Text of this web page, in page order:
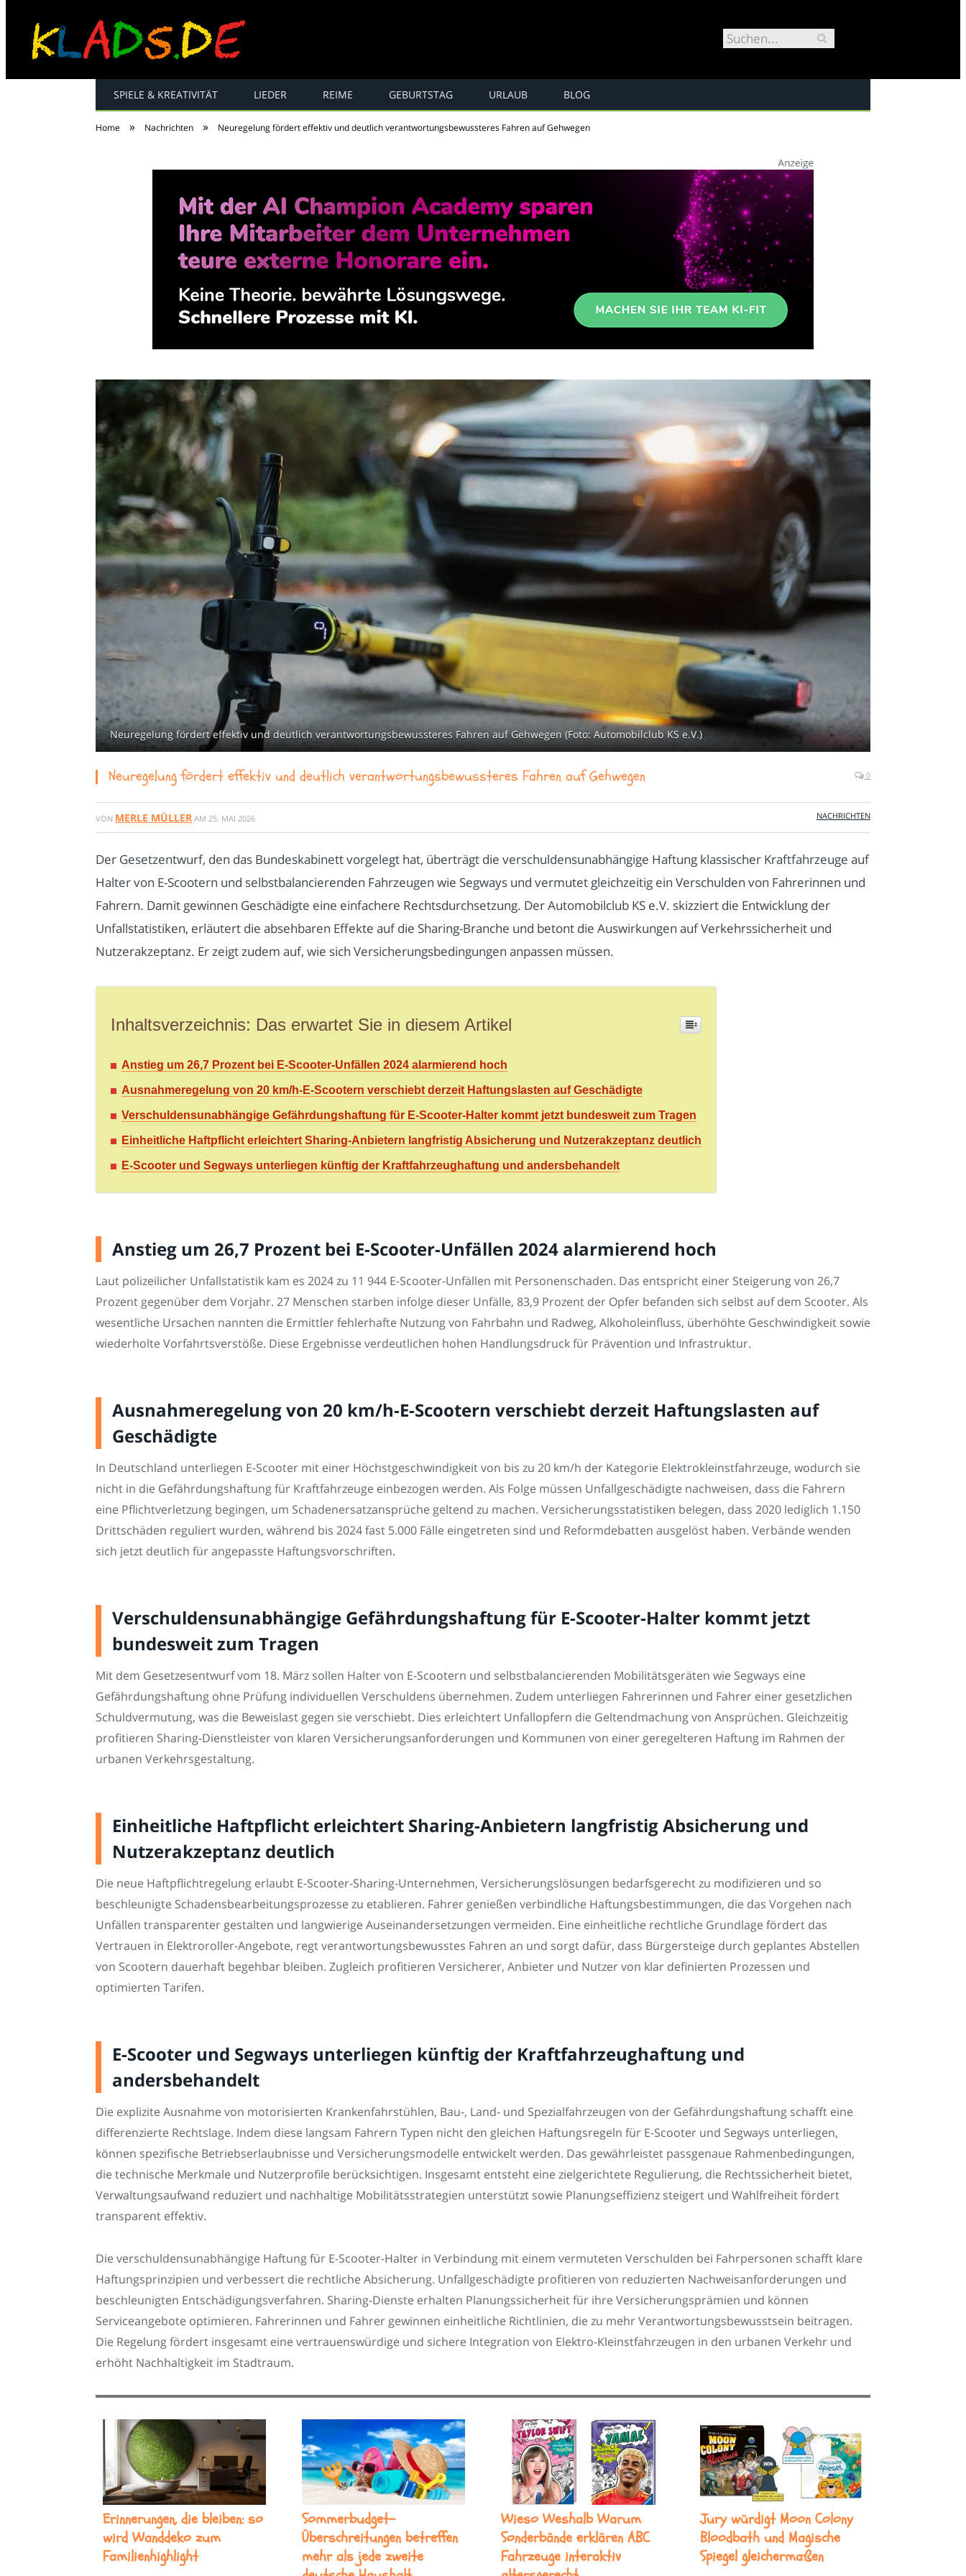
Kinderreime, Spiele, Spaß ...
SPIELE & KREATIVITÄT LIEDER REIME GEBURTSTAG URLAUB BLOG
Home » Nachrichten » Neuregelung fördert effektiv und deutlich verantwortungsbewussteres Fahren auf Gehwegen
Neuregelung fördert effektiv und deutlich verantwortungsbewussteres Fahren auf Gehwegen (Foto: Automobilclub KS e.V.)
Neuregelung fördert effektiv und deutlich verantwortungsbewussteres Fahren auf Gehwegen 0
VON MERLE MÜLLER AM 25. MAI 2026 NACHRICHTEN
Der Gesetzentwurf, den das Bundeskabinett vorgelegt hat, überträgt die verschuldensunabhängige Haftung klassischer Kraftfahrzeuge auf
Halter von E-Scootern und selbstbalancierenden Fahrzeugen wie Segways und vermutet gleichzeitig ein Verschulden von Fahrerinnen und
Fahrern. Damit gewinnen Geschädigte eine einfachere Rechtsdurchsetzung. Der Automobilclub KS e.V. skizziert die Entwicklung der
Unfallstatistiken, erläutert die absehbaren Effekte auf die Sharing-Branche und betont die Auswirkungen auf Verkehrssicherheit und
Nutzerakzeptanz. Er zeigt zudem auf, wie sich Versicherungsbedingungen anpassen müssen.
Inhaltsverzeichnis: Das erwartet Sie in diesem Artikel
Anstieg um 26,7 Prozent bei E-Scooter-Unfällen 2024 alarmierend hoch
Ausnahmeregelung von 20 km/h-E-Scootern verschiebt derzeit Haftungslasten auf Geschädigte
Verschuldensunabhängige Gefährdungshaftung für E-Scooter-Halter kommt jetzt bundesweit zum Tragen
Einheitliche Haftpflicht erleichtert Sharing-Anbietern langfristig Absicherung und Nutzerakzeptanz deutlich
E-Scooter und Segways unterliegen künftig der Kraftfahrzeughaftung und andersbehandelt
Anstieg um 26,7 Prozent bei E-Scooter-Unfällen 2024 alarmierend hoch
Laut polizeilicher Unfallstatistik kam es 2024 zu 11 944 E-Scooter-Unfällen mit Personenschaden. Das entspricht einer Steigerung von 26,7
Prozent gegenüber dem Vorjahr. 27 Menschen starben infolge dieser Unfälle, 83,9 Prozent der Opfer befanden sich selbst auf dem Scooter. Als
wesentliche Ursachen nannten die Ermittler fehlerhafte Nutzung von Fahrbahn und Radweg, Alkoholeinfluss, überhöhte Geschwindigkeit sowie
wiederholte Vorfahrtsverstöße. Diese Ergebnisse verdeutlichen hohen Handlungsdruck für Prävention und Infrastruktur.
Ausnahmeregelung von 20 km/h-E-Scootern verschiebt derzeit Haftungslasten auf
Geschädigte
In Deutschland unterliegen E-Scooter mit einer Höchstgeschwindigkeit von bis zu 20 km/h der Kategorie Elektrokleinstfahrzeuge, wodurch sie
nicht in die Gefährdungshaftung für Kraftfahrzeuge einbezogen werden. Als Folge müssen Unfallgeschädigte nachweisen, dass die Fahrern
eine Pflichtverletzung begingen, um Schadenersatzansprüche geltend zu machen. Versicherungsstatistiken belegen, dass 2020 lediglich 1.150
Drittschäden reguliert wurden, während bis 2024 fast 5.000 Fälle eingetreten sind und Reformdebatten ausgelöst haben. Verbände wenden
sich jetzt deutlich für angepasste Haftungsvorschriften.
Verschuldensunabhängige Gefährdungshaftung für E-Scooter-Halter kommt jetzt
bundesweit zum Tragen
Mit dem Gesetzesentwurf vom 18. März sollen Halter von E-Scootern und selbstbalancierenden Mobilitätsgeräten wie Segways eine
Gefährdungshaftung ohne Prüfung individuellen Verschuldens übernehmen. Zudem unterliegen Fahrerinnen und Fahrer einer gesetzlichen
Schuldvermutung, was die Beweislast gegen sie verschiebt. Dies erleichtert Unfallopfern die Geltendmachung von Ansprüchen. Gleichzeitig
profitieren Sharing-Dienstleister von klaren Versicherungsanforderungen und Kommunen von einer geregelteren Haftung im Rahmen der
urbanen Verkehrsgestaltung.
Einheitliche Haftpflicht erleichtert Sharing-Anbietern langfristig Absicherung und
Nutzerakzeptanz deutlich
Die neue Haftpflichtregelung erlaubt E-Scooter-Sharing-Unternehmen, Versicherungslösungen bedarfsgerecht zu modifizieren und so
beschleunigte Schadensbearbeitungsprozesse zu etablieren. Fahrer genießen verbindliche Haftungsbestimmungen, die das Vorgehen nach
Unfällen transparenter gestalten und langwierige Auseinandersetzungen vermeiden. Eine einheitliche rechtliche Grundlage fördert das
Vertrauen in Elektroroller-Angebote, regt verantwortungsbewusstes Fahren an und sorgt dafür, dass Bürgersteige durch geplantes Abstellen
von Scootern dauerhaft begehbar bleiben. Zugleich profitieren Versicherer, Anbieter und Nutzer von klar definierten Prozessen und
optimierten Tarifen.
E-Scooter und Segways unterliegen künftig der Kraftfahrzeughaftung und
andersbehandelt
Die explizite Ausnahme von motorisierten Krankenfahrstühlen, Bau-, Land- und Spezialfahrzeugen von der Gefährdungshaftung schafft eine
differenzierte Rechtslage. Indem diese langsam Fahrern Typen nicht den gleichen Haftungsregeln für E-Scooter und Segways unterliegen,
können spezifische Betriebserlaubnisse und Versicherungsmodelle entwickelt werden. Das gewährleistet passgenaue Rahmenbedingungen,
die technische Merkmale und Nutzerprofile berücksichtigen. Insgesamt entsteht eine zielgerichtete Regulierung, die Rechtssicherheit bietet,
Verwaltungsaufwand reduziert und nachhaltige Mobilitätsstrategien unterstützt sowie Planungseffizienz steigert und Wahlfreiheit fördert
transparent effektiv.
Die verschuldensunabhängige Haftung für E-Scooter-Halter in Verbindung mit einem vermuteten Verschulden bei Fahrpersonen schafft klare
Haftungsprinzipien und verbessert die rechtliche Absicherung. Unfallgeschädigte profitieren von reduzierten Nachweisanforderungen und
beschleunigten Entschädigungsverfahren. Sharing-Dienste erhalten Planungssicherheit für ihre Versicherungsprämien und können
Serviceangebote optimieren. Fahrerinnen und Fahrer gewinnen einheitliche Richtlinien, die zu mehr Verantwortungsbewusstsein beitragen.
Die Regelung fördert insgesamt eine vertrauenswürdige und sichere Integration von Elektro-Kleinstfahrzeugen in den urbanen Verkehr und
erhöht Nachhaltigkeit im Stadtraum.
Erinnerungen, die bleiben: so
wird Wanddeko zum
Familienhighlight
Sommerbudget-
Überschreitungen betreffen
mehr als jede zweite
Wieso Weshalb Warum
Sonderbände erklären ABC
Fahrzeuge interaktiv
Jury würdigt Moon Colony
Bloodbath und Magische
Spiegel gleichermaßen